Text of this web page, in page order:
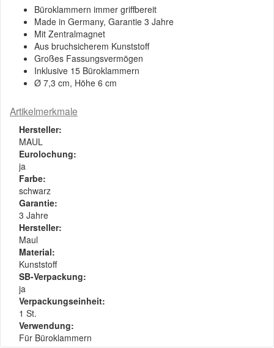
Büroklammern immer griffbereit
Made in Germany, Garantie 3 Jahre
Mit Zentralmagnet
Aus bruchsicherem Kunststoff
Großes Fassungsvermögen
Inklusive 15 Büroklammern
Ø 7,3 cm, Höhe 6 cm
Artikelmerkmale
Hersteller:
MAUL
Eurolochung:
ja
Farbe:
schwarz
Garantie:
3 Jahre
Hersteller:
Maul
Material:
Kunststoff
SB-Verpackung:
ja
Verpackungseinheit:
1 St.
Verwendung:
Für Büroklammern